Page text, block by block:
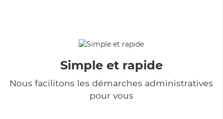
Simple et rapide
Nous facilitons les démarches administratives
pour vous